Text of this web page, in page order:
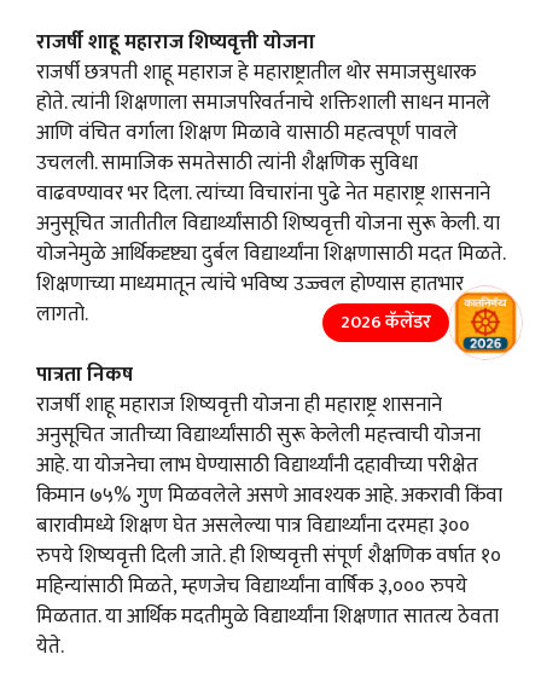
राजर्षी शाहू महाराज शिष्यवृत्ती योजना
राजर्षी छत्रपती शाहू महाराज हे महाराष्ट्रातील थोर समाजसुधारक
होते. त्यांनी शिक्षणाला समाजपरिवर्तनाचे शक्तिशाली साधन मानले
आणि वंचित वर्गाला शिक्षण मिळावे यासाठी महत्वपूर्ण पावले
उचलली. सामाजिक समतेसाठी त्यांनी शैक्षणिक सुविधा
वाढवण्यावर भर दिला. त्यांच्या विचारांना पुढे नेत महाराष्ट्र शासनाने
अनुसूचित जातीतील विद्यार्थ्यांसाठी शिष्यवृत्ती योजना सुरू केली. या
योजनेमुळे आर्थिकदृष्ट्या दुर्बल विद्यार्थ्यांना शिक्षणासाठी मदत मिळते.
शिक्षणाच्या माध्यमातून त्यांचे भविष्य उज्ज्वल होण्यास हातभार
लागतो.
पात्रता निकष
राजर्षी शाहू महाराज शिष्यवृत्ती योजना ही महाराष्ट्र शासनाने
अनुसूचित जातीच्या विद्यार्थ्यांसाठी सुरू केलेली महत्त्वाची योजना
आहे. या योजनेचा लाभ घेण्यासाठी विद्यार्थ्यांनी दहावीच्या परीक्षेत
किमान ७५% गुण मिळवलेले असणे आवश्यक आहे. अकरावी किंवा
बारावीमध्ये शिक्षण घेत असलेल्या पात्र विद्यार्थ्यांना दरमहा ३००
रुपये शिष्यवृत्ती दिली जाते. ही शिष्यवृत्ती संपूर्ण शैक्षणिक वर्षात १०
महिन्यांसाठी मिळते, म्हणजेच विद्यार्थ्यांना वार्षिक ३,००० रुपये
मिळतात. या आर्थिक मदतीमुळे विद्यार्थ्यांना शिक्षणात सातत्य ठेवता
येते.
2026 कॅलेंडर